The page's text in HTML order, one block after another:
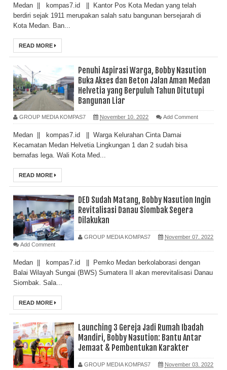
Medan || kompas7.id || Kantor Pos Kota Medan yang telah
berdiri sejak 1911 merupakan salah satu bangunan bersejarah di
Kota Medan. Ban...
READ MORE
Penuhi Aspirasi Warga, Bobby Nasution
Buka Akses dan Beton Jalan Aman Medan
Helvetia yang Berpuluh Tahun Ditutupi
Bangunan Liar
GROUP MEDIA KOMPAS7 November 10, 2022 Add Comment
Medan || kompas7.id || Warga Kelurahan Cinta Damai
Kecamatan Medan Helvetia Lingkungan 1 dan 2 sudah bisa
bernafas lega. Wali Kota Med...
READ MORE
DED Sudah Matang, Bobby Nasution Ingin
Revitalisasi Danau Siombak Segera
Dilakukan
GROUP MEDIA KOMPAS7
November 07, 2022
Add Comment
Medan || kompas7.id || Pemko Medan berkolaborasi dengan
Balai Wilayah Sungai (BWS) Sumatera II akan merevitalisasi Danau
Siombak. Sala...
READ MORE
Launching 3 Gereja Jadi Rumah Ibadah
Mandiri, Bobby Nasution: Bantu Antar
Jemaat & Pembentukan Karakter
GROUP MEDIA KOMPAS7
November 03, 2022